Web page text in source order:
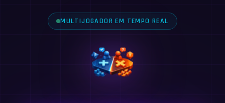
MULTIJOGADOR EM TEMPO REAL